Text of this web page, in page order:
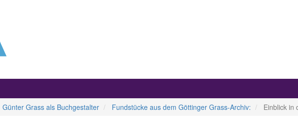
Günter Grass als Buchgestalter Fundstücke aus dem Göttinger Grass-Archiv: Einblick in